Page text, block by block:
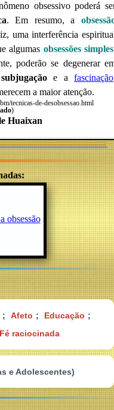
obsessivo poderá
. Em resumo, a
uma interferência
algumas obsessões simples
poderão se degenerar
subjugação e a fascinação
a maior atenção.
tecnicas-de-desobsessao.html
)
Huaixan
obsessão
; Afeto ; Educação ;
Fé raciocinada
e Adolescentes)